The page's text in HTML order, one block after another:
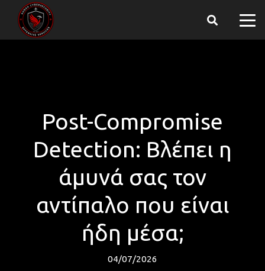
Post-Compromise
Detection: Βλέπει η
άμυνά σας τον
αντίπαλο που είναι
ήδη μέσα;
04/07/2026